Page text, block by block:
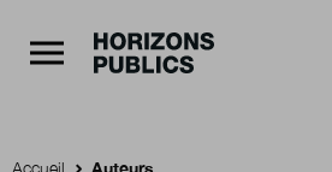
Accueil Auteurs